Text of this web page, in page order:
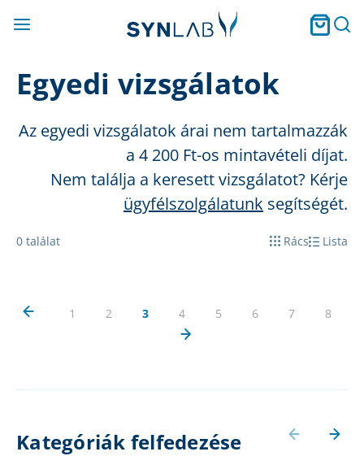
Egyedi vizsgálatok
Az egyedi vizsgálatok árai nem tartalmazzák
a 4 200 Ft-os mintavételi díjat.
Nem találja a keresett vizsgálatot? Kérje
ügyfélszolgálatunk segítségét.
0 találat Rács Lista
1 2 3 4 5 6 7 8
Kategóriák felfedezése